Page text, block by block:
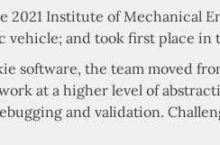
Institute of Mechanical
vehicle; and took first place
software, the team moved
at a higher level of
and validation.